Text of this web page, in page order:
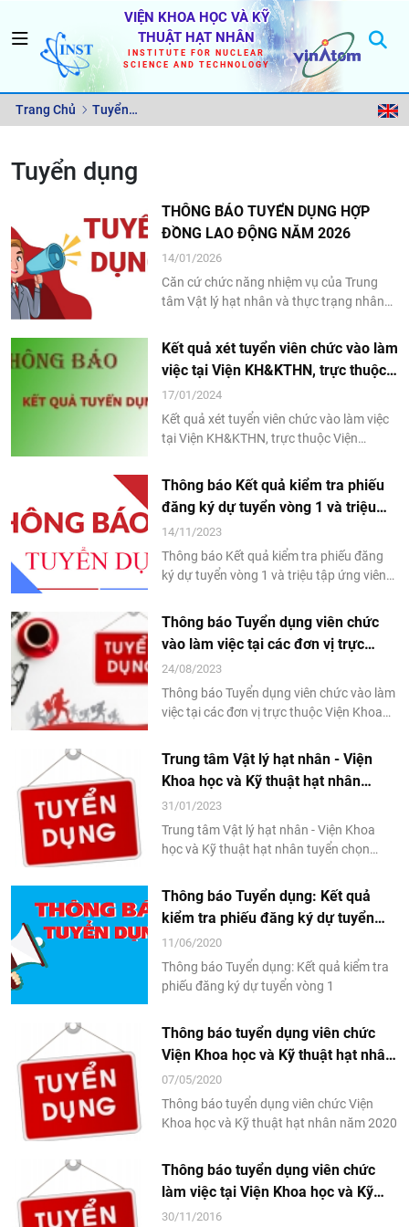
VIỆN KHOA HỌC VÀ KỸ
THUẬT HẠT NHÂN
INSTITUTE FOR NUCLEAR
SCIENCE AND TECHNOLOGY
Trang Chủ Tuyển
Tuyển dụng
THÔNG BÁO TUYỂN DỤNG HỢP
ĐỒNG LAO ĐỘNG NĂM 2026
14/01/2026
Căn cứ chức năng nhiệm vụ của Trung
tâm Vật lý hạt nhân và thực trạng nhân
nhân thông báo tuyển dụng hợp đồng lao
động làm việc tại Trung tâm Vật lý hạt
nhân năm 2026 cụ thể như sau: 1. Vị trí
tuyển dụng:...
Kết quả xét tuyển viên chức vào làm
việc tại Viện KH&KTHN, trực thuộc
Viện NLNTVN năm 2023
17/01/2024
Kết quả xét tuyển viên chức vào làm việc
tại Viện KH&KTHN, trực thuộc Viện
Thông báo Kết quả kiểm tra phiếu
đăng ký dự tuyển vòng 1 và triệu
tập ứng viên dự phỏng vấn xét
tuyển viên chức vào làm việc tại
Viện Khoa học và Kỹ thuật hạt nhân
14/11/2023
Thông báo Kết quả kiểm tra phiếu đăng
ký dự tuyển vòng 1 và triệu tập ứng viên
làm việc tại Viện Khoa học và Kỹ thuật hạt
Thông báo Tuyển dụng viên chức
vào làm việc tại các đơn vị trực
thuộc Viện Khoa học và Kỹ thuật hạt
nhân năm 2023
24/08/2023
Thông báo Tuyển dụng viên chức vào làm
việc tại các đơn vị trực thuộc Viện Khoa
Trung tâm Vật lý hạt nhân - Viện
Khoa học và Kỹ thuật hạt nhân
tuyển chọn Nghiên cứu viên
31/01/2023
Trung tâm Vật lý hạt nhân - Viện Khoa
học và Kỹ thuật hạt nhân tuyển chọn
Thông báo Tuyển dụng: Kết quả
kiểm tra phiếu đăng ký dự tuyển
vòng 1
11/06/2020
Thông báo Tuyển dụng: Kết quả kiểm tra
phiếu đăng ký dự tuyển vòng 1
Thông báo tuyển dụng viên chức
Viện Khoa học và Kỹ thuật hạt nhân
năm 2020
07/05/2020
Thông báo tuyển dụng viên chức Viện
Khoa học và Kỹ thuật hạt nhân năm 2020
Thông báo tuyển dụng viên chức
làm việc tại Viện Khoa học và Kỹ
thuật hạt nhân năm 2016
30/11/2016